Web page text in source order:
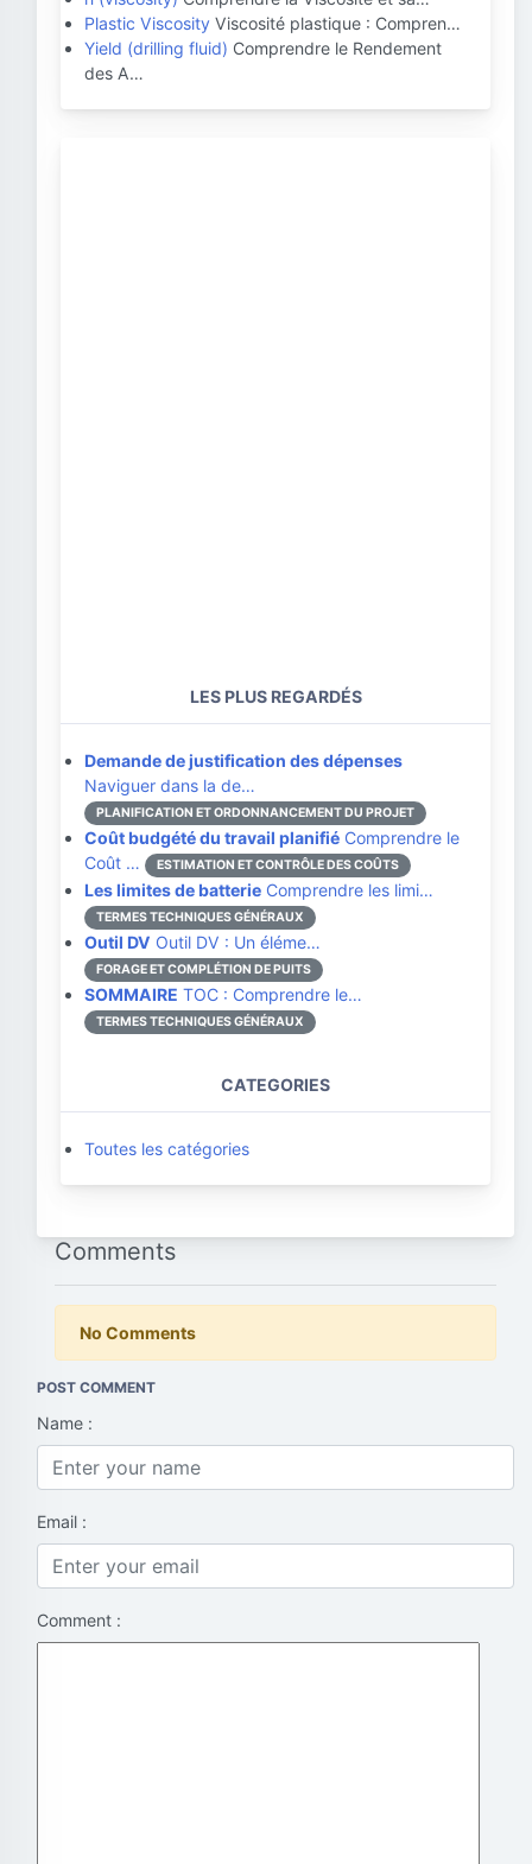
Plastic Viscosity Viscosité plastique : Compren…
Yield (drilling fluid) Comprendre le Rendement
des A…
LES PLUS REGARDÉS
Demande de justification des dépenses
Naviguer dans la de…
PLANIFICATION ET ORDONNANCEMENT DU PROJET
Coût budgété du travail planifié Comprendre le
Coût …
ESTIMATION ET CONTRÔLE DES COÛTS
Les limites de batterie Comprendre les limi…
TERMES TECHNIQUES GÉNÉRAUX
Outil DV Outil DV : Un éléme…
FORAGE ET COMPLÉTION DE PUITS
SOMMAIRE TOC : Comprendre le…
TERMES TECHNIQUES GÉNÉRAUX
CATEGORIES
Toutes les catégories
Comments
No Comments
POST COMMENT
Name :
Email :
Comment :